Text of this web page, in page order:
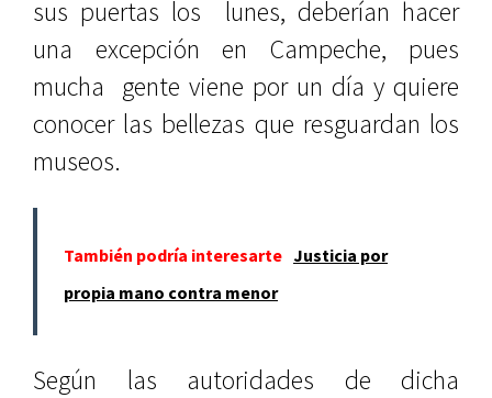
sus puertas los lunes, deberían hacer
una excepción en Campeche, pues
mucha gente viene por un día y quiere
conocer las bellezas que resguardan los
museos.
También podría interesarte Justicia por
propia mano contra menor
Según las autoridades de dicha